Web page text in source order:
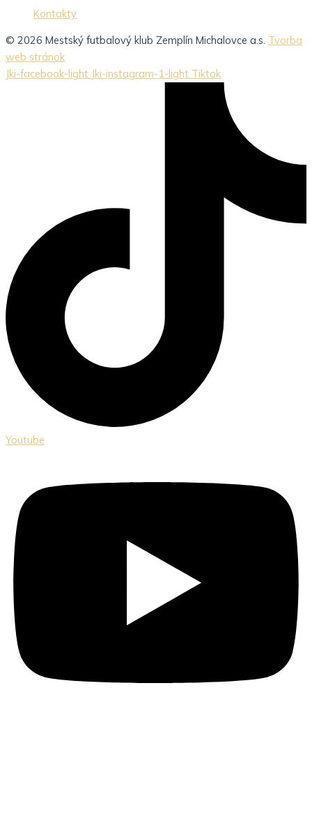
Kontakty
© 2026 Mestský futbalový klub Zemplín Michalovce a.s. Tvorba
web stránok
Jki-facebook-light Jki-instagram-1-light Tiktok
Youtube